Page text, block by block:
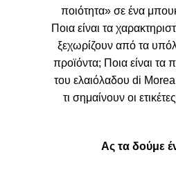
ποιότητα» σε ένα
Ποια είναι τα
ξεχωρίζουν από τα
προϊόντα; Ποια είναι τα
του ελαιόλαδου di Morea
τι σημαίνουν οι
Ας τα δούμε